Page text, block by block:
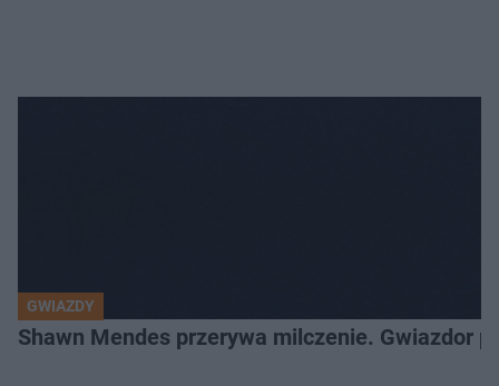
GWIAZDY
Shawn Mendes przerywa milczenie. Gwiazdor